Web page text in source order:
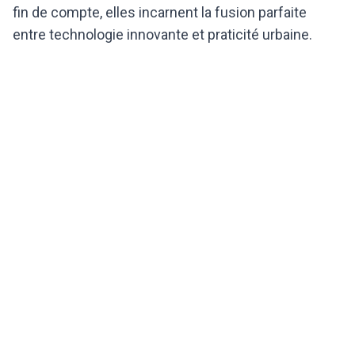
fin de compte, elles incarnent la fusion parfaite
entre technologie innovante et praticité urbaine.